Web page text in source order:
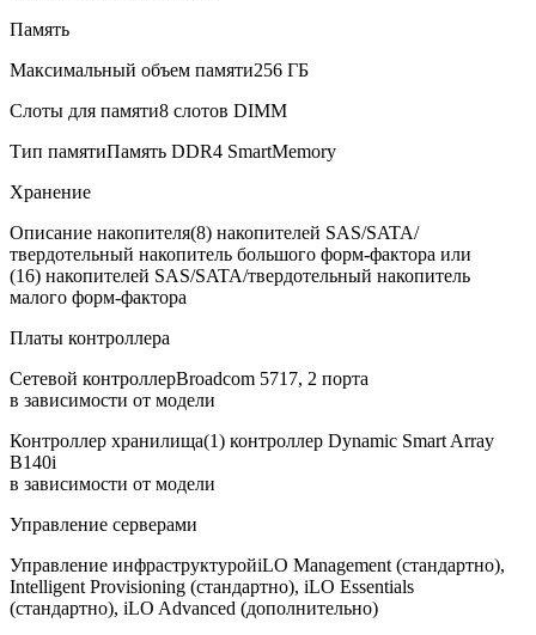
Память
Максимальный объем памяти256 ГБ
Слоты для памяти8 слотов DIMM
Тип памятиПамять DDR4 SmartMemory
Хранение
Описание накопителя(8) накопителей SAS/SATA/
твердотельный накопитель большого форм-фактора или
(16) накопителей SAS/SATA/твердотельный накопитель
малого форм-фактора
Платы контроллера
Сетевой контроллерBroadcom 5717, 2 порта
в зависимости от модели
Контроллер хранилища(1) контроллер Dynamic Smart Array
B140i
в зависимости от модели
Управление серверами
Управление инфраструктуройiLO Management (стандартно),
Intelligent Provisioning (стандартно), iLO Essentials
(стандартно), iLO Advanced (дополнительно)